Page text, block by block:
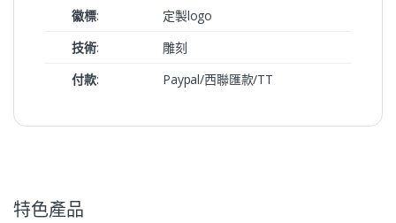
徽標:
定製logo
技術:
雕刻
付款: Paypal/西聯匯款/TT
特色產品